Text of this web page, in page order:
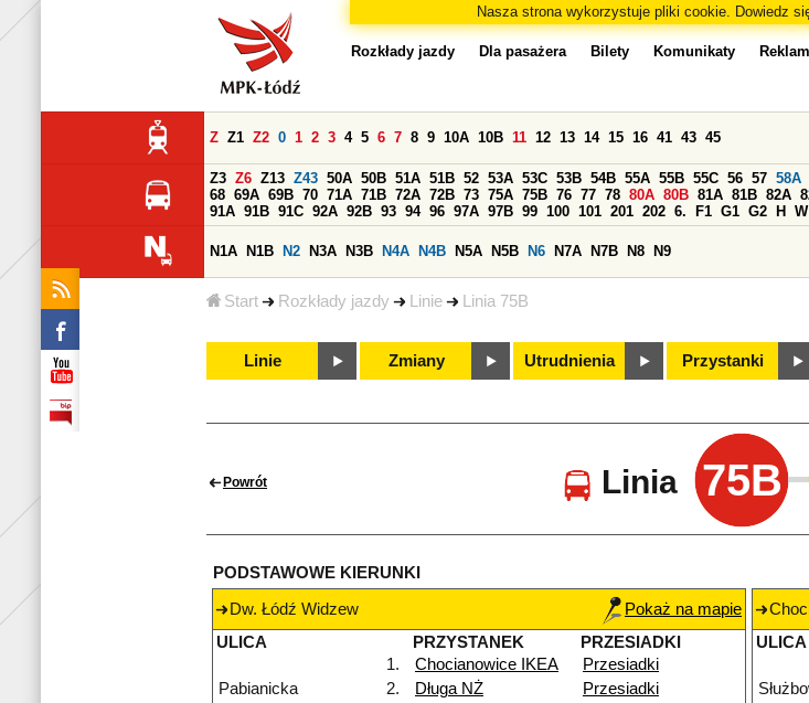
Nasza strona wykorzystuje pliki cookie. Dowiedz
Start Rozkłady jazdy Linie Linia 75B
Rozkłady jazdy Dla pasażera Bilety Komunikaty
Z Z1 Z2 0 1 2 3 4 5 6 7 8 9 10A 10B 11 12 13 14 15 16 41 43 45
Z3 Z6 Z13 Z43 50A 50B 51A 51B 52 53A 53C 53B 54B 55A 55B 55C 56 57 58A
68 69A 69B 70 71A 71B 72A 72B 73 75A 75B 76 77 78 80A 80B 81A 81B 82A
91A 91B 91C 92A 92B 93 94 96 97A 97B 99 100 101 201 202 6. F1 G1 G2 H W
N1A N1B N2 N3A N3B N4A N4B N5A N5B N6 N7A N7B N8 N9
Linie Zmiany Utrudnienia Przystanki
Powrót Linia 75B
PODSTAWOWE KIERUNKI
Dw. Łódź Widzew
Pokaż na mapie
ULICA
PRZYSTANEK
PRZESIADKI
1.
Chocianowice IKEA
Przesiadki
Pabianicka
2. Długa NŻ
Przesiadki
ULICA